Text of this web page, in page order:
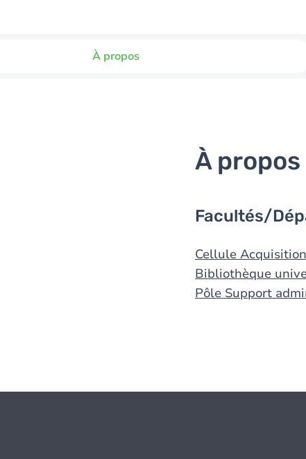
À propos
À propos
Facultés/
Cellule
Bibliothèque
Pôle Support